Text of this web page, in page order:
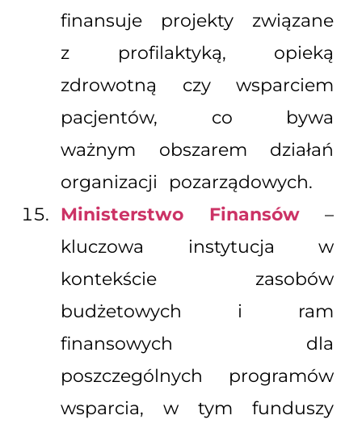
finansuje projekty związane
z profilaktyką, opieką
zdrowotną czy wsparciem
pacjentów, co bywa
ważnym obszarem działań
organizacji pozarządowych.
Ministerstwo Finansów–
kluczowa instytucja w
kontekście zasobów
budżetowych i ram
finansowych dla
poszczególnych programów
wsparcia, w tym funduszy